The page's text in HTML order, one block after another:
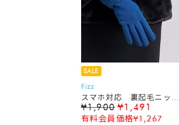
SALE
Fizz
スマホ対応 裏起毛ニット
レースグローブ
¥1,900 ¥1,491
有料会員価格¥1,267